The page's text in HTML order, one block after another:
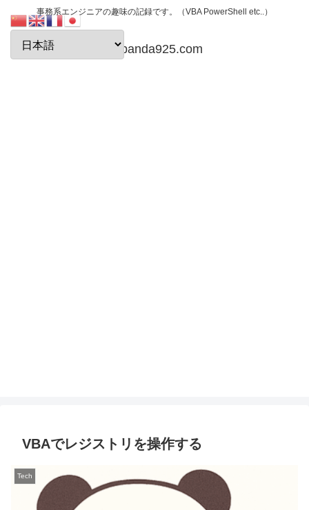
事務系エンジニアの趣味の記録です。（VBA PowerShell etc..）
papanda925.com
VBAでレジストリを操作する
Tech